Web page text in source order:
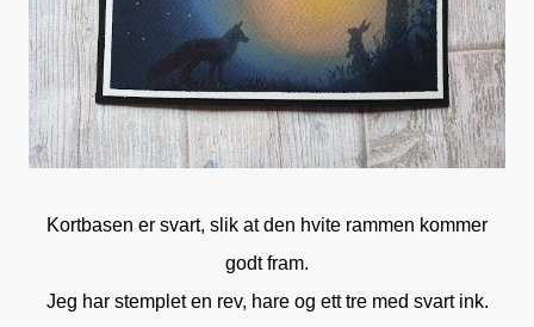
Kortbasen er svart, slik at den hvite rammen kommer
godt fram.
Jeg har stemplet en rev, hare og ett tre med svart ink.